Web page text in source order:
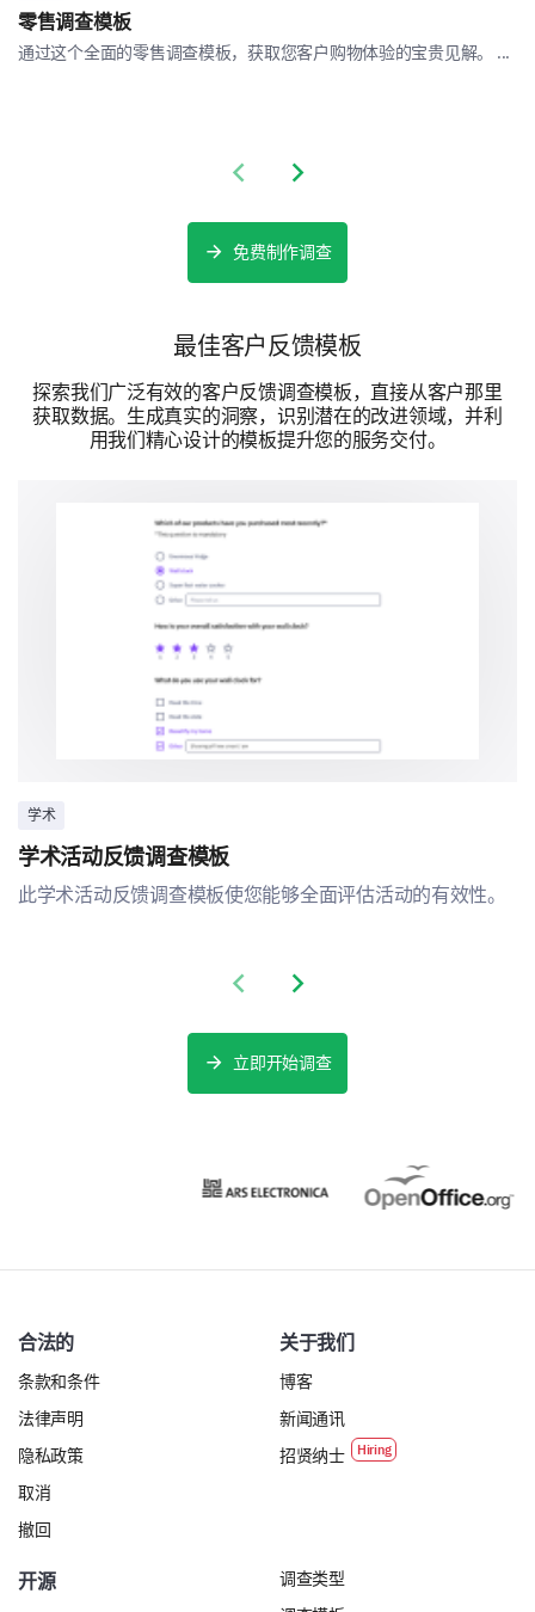
最后，让我们讨论您的整体体验。
零售调查模板
通过这个全面的零售调查模板，获取您客户购物体验的宝贵见解。 ...
Previous slide
Next slide
免费制作调查
最佳客户反馈模板
探索我们广泛有效的客户反馈调查模板，直接从客户那里
获取数据。生成真实的洞察，识别潜在的改进领域，并利
用我们精心设计的模板提升您的服务交付。
学术
学术活动反馈调查模板
此学术活动反馈调查模板使您能够全面评估活动的有效性。
Previous slide
Next slide
立即开始调查
合法的
条款和条件
法律声明
隐私政策
取消
撤回
关于我们
博客
新闻通讯
招贤纳士
开源
调查类型